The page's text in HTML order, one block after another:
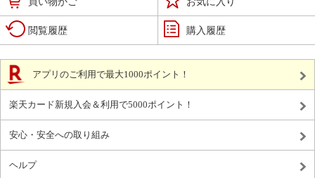
閲覧履歴 購入履歴
アプリのご利用で最大1000ポイント！
楽天カード新規入会＆利用で5000ポイント！
安心・安全への取り組み
ヘルプ